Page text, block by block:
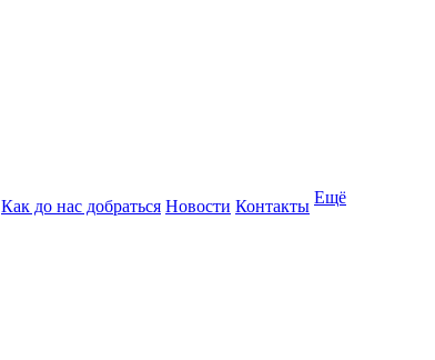
Как до нас добраться Новости Контакты Ещё